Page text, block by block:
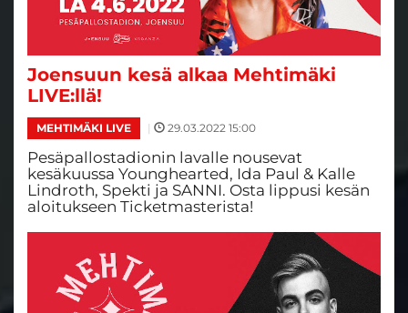
Joensuun kesä alkaa Mehtimäki
LIVE:llä!
MEHTIMÄKI LIVE | 29.03.2022 15:00
Pesäpallostadionin lavalle nousevat
kesäkuussa Younghearted, Ida Paul & Kalle
Lindroth, Spekti ja SANNI. Osta lippusi kesän
aloitukseen Ticketmasterista!